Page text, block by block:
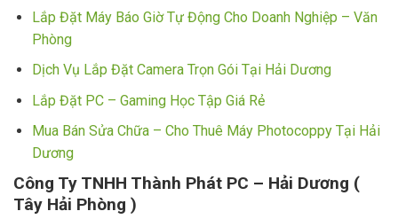
Lắp Đặt Máy Báo Giờ Tự Động Cho Doanh Nghiệp – Văn
Phòng
Dịch Vụ Lắp Đặt Camera Trọn Gói Tại Hải Dương
Lắp Đặt PC – Gaming Học Tập Giá Rẻ
Mua Bán Sửa Chữa – Cho Thuê Máy Photocoppy Tại Hải
Dương
Công Ty TNHH Thành Phát PC – Hải Dương (
Tây Hải Phòng )